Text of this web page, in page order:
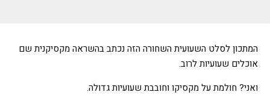
המתכון לסלט השעועית השחורה הזה נכתב בהשראה מקסיקנית שם
אוכלים שעועיות לרוב.
ואני? חולמת על מקסיקו וחובבת שעועיות גדולה.